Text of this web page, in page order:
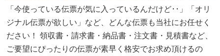
「今使っている伝票が気に入っているんだけど･･」「オリ
ジナル伝票が欲しい」など、どんな伝票も当社にお任せく
ださい！ 領収書・請求書・納品書・注文書・見積書など、
ご要望にぴったりの伝票が素早く格安でお求め頂けるの